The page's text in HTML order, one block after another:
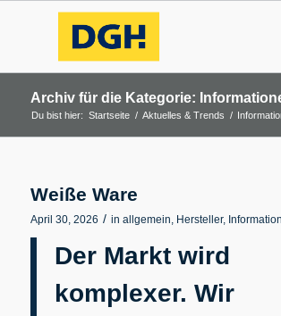
Archiv für die Kategorie:
Du bist hier: Startseite / Aktuelles & Trends /
Weiße Ware
April 30, 2026 / in allgemein, Hersteller,
Der Markt wird
komplexer. Wir